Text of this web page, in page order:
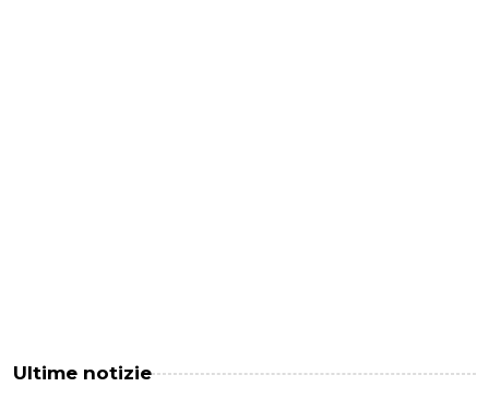
Ultime notizie